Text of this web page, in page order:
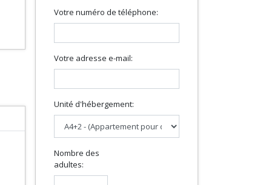
Votre numéro de téléphone:
Votre adresse e-mail:
Unité d'hébergement:
Nombre des
adultes: